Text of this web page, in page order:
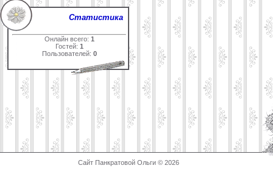
Статистика
Онлайн всего: 1
Гостей: 1
Пользователей: 0
Сайт Панкратовой Ольги © 2026